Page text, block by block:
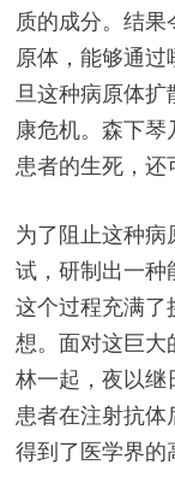
质的成分。结
原体，能够通
旦这种病原体扩
康危机。森下
患者的生死，还
为了阻止这种
试，研制出一种
这个过程充满了
想。面对这巨大
林一起，夜以继
患者在注射抗
得到了医学界的